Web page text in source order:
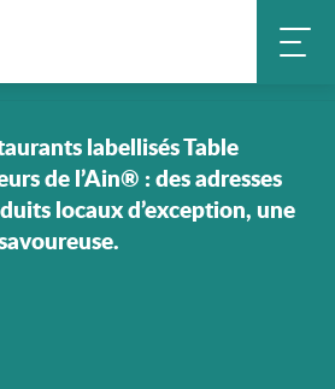
labellisés Table
de l’Ain® : des adresses
locaux d’exception, une